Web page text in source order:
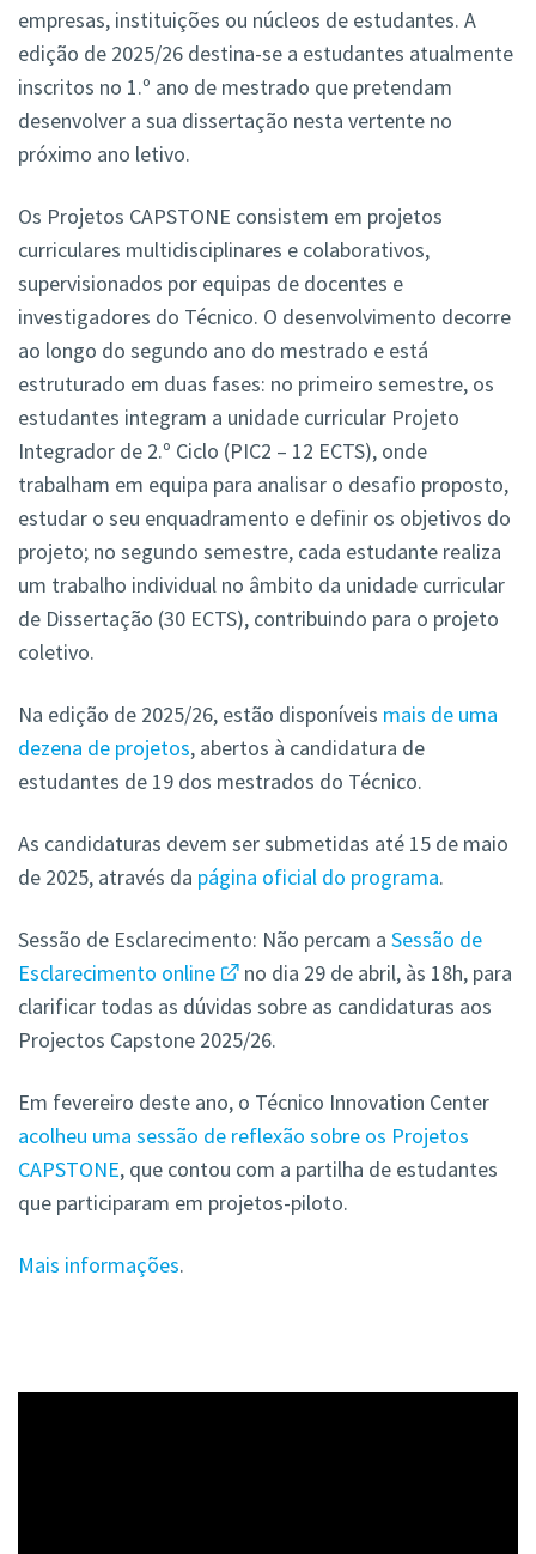
empresas, instituições ou núcleos de estudantes. A
edição de 2025/26 destina-se a estudantes atualmente
inscritos no 1.º ano de mestrado que pretendam
desenvolver a sua dissertação nesta vertente no
próximo ano letivo.
Os Projetos CAPSTONE consistem em projetos
curriculares multidisciplinares e colaborativos,
supervisionados por equipas de docentes e
investigadores do Técnico. O desenvolvimento decorre
ao longo do segundo ano do mestrado e está
estruturado em duas fases: no primeiro semestre, os
estudantes integram a unidade curricular Projeto
Integrador de 2.º Ciclo (PIC2 – 12 ECTS), onde
trabalham em equipa para analisar o desafio proposto,
estudar o seu enquadramento e definir os objetivos do
projeto; no segundo semestre, cada estudante realiza
um trabalho individual no âmbito da unidade curricular
de Dissertação (30 ECTS), contribuindo para o projeto
coletivo.
Na edição de 2025/26, estão disponíveis mais de uma
dezena de projetos, abertos à candidatura de
estudantes de 19 dos mestrados do Técnico.
As candidaturas devem ser submetidas até 15 de maio
de 2025, através da página oficial do programa.
Sessão de Esclarecimento: Não percam a Sessão de
Esclarecimento online
no dia 29 de abril, às 18h, para
clarificar todas as dúvidas sobre as candidaturas aos
Projectos Capstone 2025/26.
Em fevereiro deste ano, o Técnico Innovation Center
acolheu uma sessão de reflexão sobre os Projetos
CAPSTONE, que contou com a partilha de estudantes
que participaram em projetos-piloto.
Mais informações.